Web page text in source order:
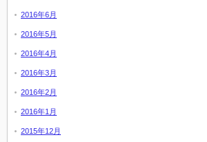
2016年6月
2016年5月
2016年4月
2016年3月
2016年2月
2016年1月
2015年12月